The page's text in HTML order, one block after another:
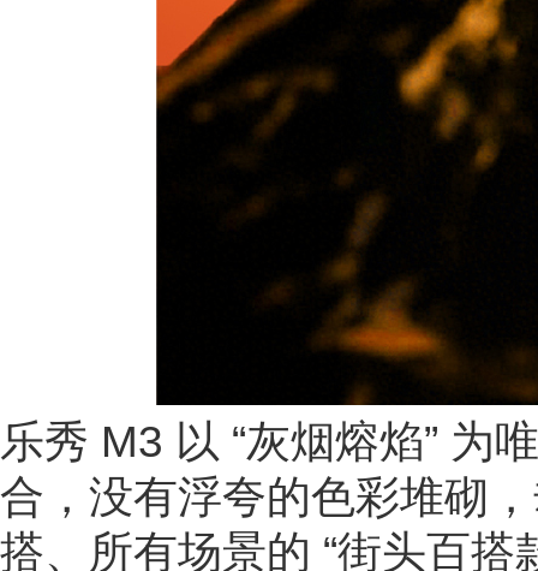
乐秀 M3 以 “灰烟熔焰” 为
合，没有浮夸的色彩堆砌
搭、所有场景的 “街头百搭